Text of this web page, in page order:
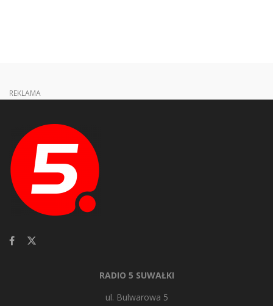
REKLAMA
RADIO 5 SUWAŁKI
ul. Bulwarowa 5